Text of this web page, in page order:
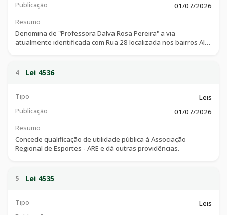
Publicação 01/07/2026
Resumo
Denomina de "Professora Dalva Rosa Pereira" a via
atualmente identificada com Rua 28 localizada nos bairros Alto
outras providências.
4 Lei 4536
Tipo Leis
Publicação 01/07/2026
Resumo
Concede qualificação de utilidade pública à Associação
Regional de Esportes - ARE e dá outras providências.
5 Lei 4535
Tipo Leis